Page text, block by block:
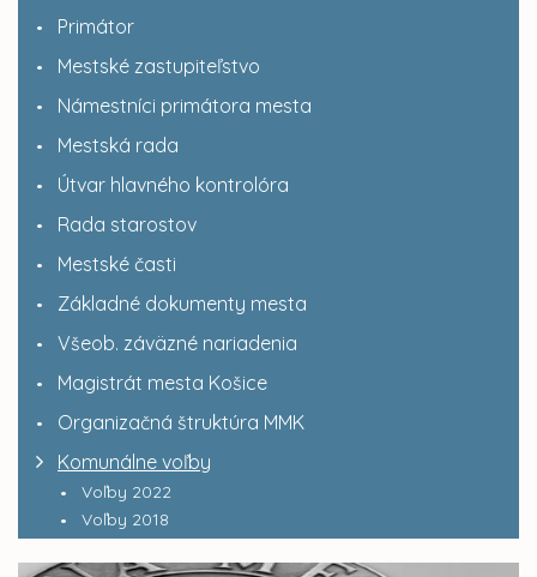
Primátor
Mestské zastupiteľstvo
Námestníci primátora mesta
Mestská rada
Útvar hlavného kontrolóra
Rada starostov
Mestské časti
Základné dokumenty mesta
Všeob. záväzné nariadenia
Magistrát mesta Košice
Organizačná štruktúra MMK
Komunálne voľby
Voľby 2022
Voľby 2018